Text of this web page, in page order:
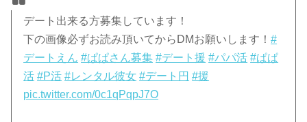
デート出来る方募集しています！
下の画像必ずお読み頂いてからDMお願いします！#
デートえん #ぱぱさん募集 #デート援 #パパ活 #ぱぱ
活 #P活 #レンタル彼女 #デート円 #援
pic.twitter.com/0c1qPqpJ7O